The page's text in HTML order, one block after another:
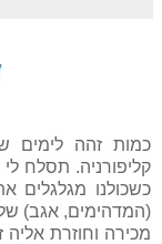
כמות זהה לימים
קליפורניה. תסלח
כשכולנו מגלגלים
(המדהימים, אגב) של
מכירה וחוזרת